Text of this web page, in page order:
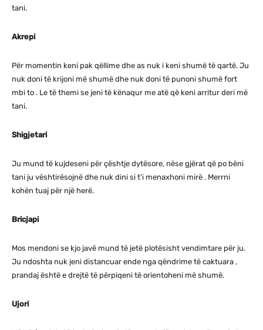
tani.
Akrepi
Për momentin keni pak qëllime dhe as nuk i keni shumë të qartë. Ju
nuk doni të krijoni më shumë dhe nuk doni të punoni shumë fort
mbi to . Le të themi se jeni të kënaqur me atë që keni arritur deri më
tani.
Shigjetari
Ju mund të kujdeseni për çështje dytësore, nëse gjërat që po bëni
tani ju vështirësojnë dhe nuk dini si t’i menaxhoni mirë . Merrni
kohën tuaj për një herë.
Bricjapi
Mos mendoni se kjo javë mund të jetë plotësisht vendimtare për ju.
Ju ndoshta nuk jeni distancuar ende nga qëndrime të caktuara ,
prandaj është e drejtë të përpiqeni të orientoheni më shumë.
Ujori